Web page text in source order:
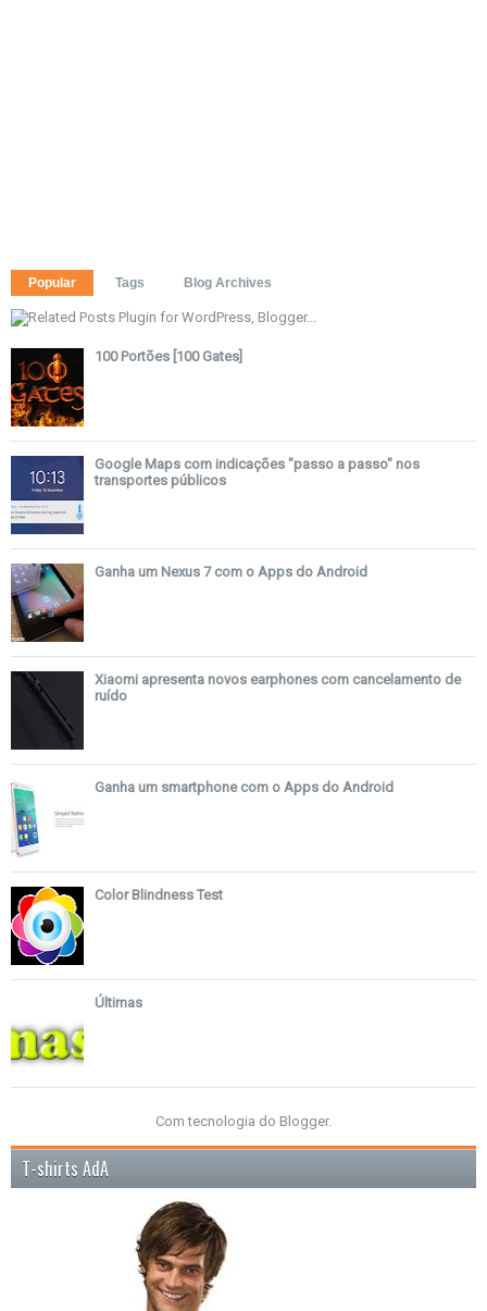
Popular Tags Blog Archives
100 Portões [100 Gates]
Google Maps com indicações "passo a passo" nos
transportes públicos
Ganha um Nexus 7 com o Apps do Android
Xiaomi apresenta novos earphones com cancelamento de
ruído
Ganha um smartphone com o Apps do Android
Color Blindness Test
Últimas
Com tecnologia do Blogger.
T-shirts AdA